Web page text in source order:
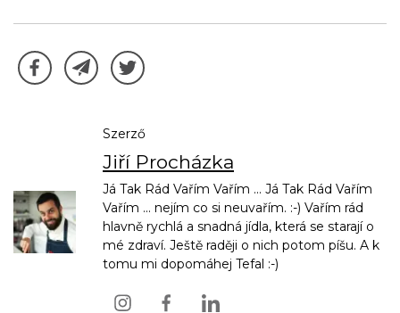
Szerző
Jiří Procházka
Já Tak Rád Vařím Vařím ... Já Tak Rád Vařím
Vařím ... nejím co si neuvařím. :-) Vařím rád
hlavně rychlá a snadná jídla, která se starají o
mé zdraví. Ještě raději o nich potom píšu. A k
tomu mi dopomáhej Tefal :-)